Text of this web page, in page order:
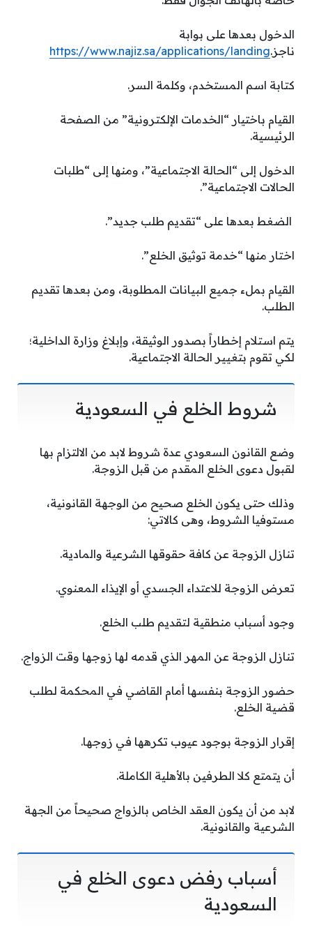
الدخول بعدها على بوابة
ناجز.https://www.najiz.sa/applications/landing
كتابة اسم المستخدم، وكلمة السر.
القيام باختيار “الخدمات الإلكترونية” من الصفحة
الرئيسية.
الدخول إلى “الحالة الاجتماعية”، ومنها إلى “طلبات
الحالات الاجتماعية”.
الضغط بعدها على “تقديم طلب جديد”.
اختار منها “خدمة توثيق الخلع”.
القيام بملء جميع البيانات المطلوبة، ومن بعدها تقديم
الطلب.
يتم استلام إخطاراً بصدور الوثيقة، وإبلاغ وزارة الداخلية؛
لكي تقوم بتغيير الحالة الاجتماعية.
شروط الخلع في السعودية
وضع القانون السعودي عدة شروط لابد من الالتزام بها
لقبول دعوى الخلع المقدم من قبل الزوجة.
وذلك حتى يكون الخلع صحيح من الوجهة القانونية،
مستوفيا الشروط، وهى كالاتي:
تنازل الزوجة عن كافة حقوقها الشرعية والمادية.
تعرض الزوجة للاعتداء الجسدي أو الإيذاء المعنوي.
وجود أسباب منطقية لتقديم طلب الخلع.
تنازل الزوجة عن المهر الذي قدمه لها زوجها وقت الزواج.
حضور الزوجة بنفسها أمام القاضي في المحكمة لطلب
قضية الخلع.
إقرار الزوجة بوجود عيوب تكرهها في زوجها.
أن يتمتع كلا الطرفين بالأهلية الكاملة.
لابد من أن يكون العقد الخاص بالزواج صحيحاً من الجهة
الشرعية والقانونية.
أسباب رفض دعوى الخلع في
السعودية